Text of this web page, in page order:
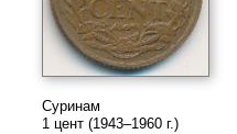
Суринам
1 цент (1943–1960 г.)